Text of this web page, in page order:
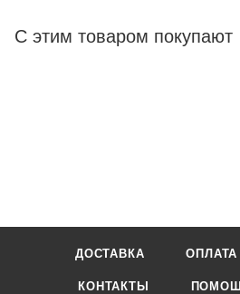
С этим товаром покупают
ДОСТАВКА ОПЛАТА
КОНТАКТЫ